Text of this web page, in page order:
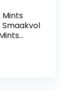
Mints